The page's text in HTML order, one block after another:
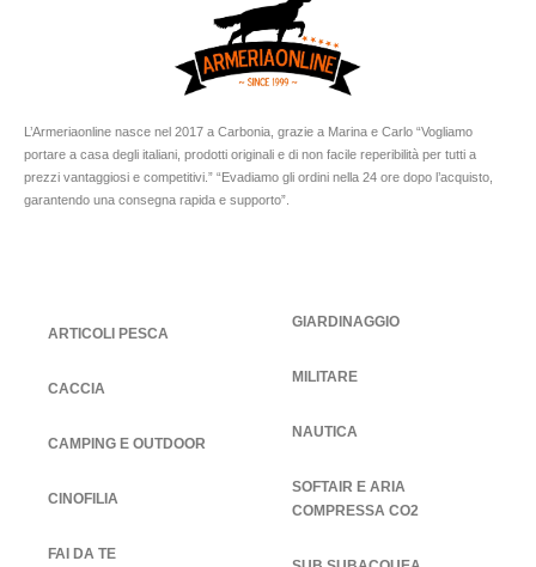
L’Armeriaonline nasce nel 2017 a Carbonia, grazie a Marina e Carlo “Vogliamo
portare a casa degli italiani, prodotti originali e di non facile reperibilità per tutti a
prezzi vantaggiosi e competitivi.” “Evadiamo gli ordini nella 24 ore dopo l’acquisto,
garantendo una consegna rapida e supporto”.
ARTICOLI PESCA
CACCIA
CAMPING E OUTDOOR
CINOFILIA
FAI DA TE
GIARDINAGGIO
MILITARE
NAUTICA
SOFTAIR E ARIA
COMPRESSA CO2